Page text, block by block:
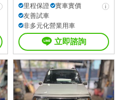
里程保證
實車實價
友善試車
非多元化營業用車
立即諮詢